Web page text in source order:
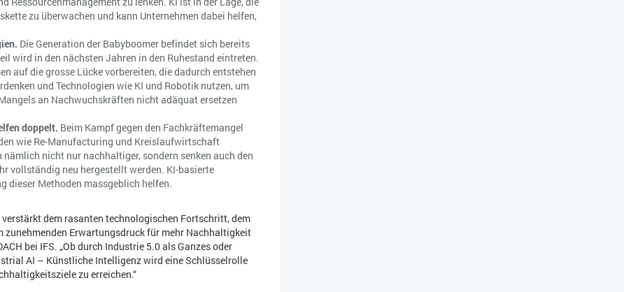
zu überwachen und kann Unternehmen dabei helfen,
Die Generation der Babyboomer befindet sich bereits
wird in den nächsten Jahren in den Ruhestand eintreten.
auf die grosse Lücke vorbereiten, die dadurch entstehen
und Technologien wie KI und Robotik nutzen, um
an Nachwuchskräften nicht adäquat ersetzen
doppelt. Beim Kampf gegen den Fachkräftemangel
wie Re-Manufacturing und Kreislaufwirtschaft
nicht nur nachhaltiger, sondern senken auch den
vollständig neu hergestellt werden. KI-basierte
dieser Methoden massgeblich helfen.
dem rasanten technologischen Fortschritt, dem
zunehmenden Erwartungsdruck für mehr Nachhaltigkeit
bei IFS. „Ob durch Industrie 5.0 als Ganzes oder
AI – Künstliche Intelligenz wird eine Schlüsselrolle
zu erreichen.“